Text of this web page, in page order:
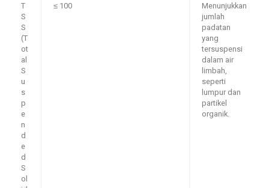
T
S
S
(T
ot
al
S
u
s
p
e
n
d
e
d
S
ol
≤ 100
Menunjukkan
jumlah
padatan
yang
tersuspensi
dalam air
limbah,
seperti
lumpur dan
partikel
organik.